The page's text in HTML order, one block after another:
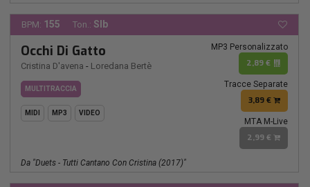
BPM: 155 Ton.: SIb
Occhi Di Gatto
Cristina D'avena - Loredana Bertè
MULTITRACCIA
MIDI MP3 VIDEO
MP3 Personalizzato
2,89 €
Tracce Separate
3,89 €
MTA M-Live
2,99 €
Da "duets - Tutti Cantano Con Cristina (2017)"